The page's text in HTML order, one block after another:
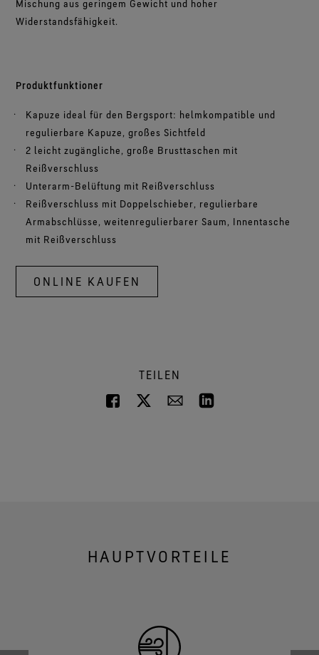
Mischung aus geringem Gewicht und hoher
Widerstandsfähigkeit.
Produktfunktioner
Kapuze ideal für den Bergsport: helmkompatible und
regulierbare Kapuze, großes Sichtfeld
2 leicht zugängliche, große Brusttaschen mit
Reißverschluss
Unterarm-Belüftung mit Reißverschluss
Reißverschluss mit Doppelschieber, regulierbare
Armabschlüsse, weitenregulierbarer Saum, Innentasche
mit Reißverschluss
ONLINE KAUFEN
TEILEN
HAUPTVORTEILE